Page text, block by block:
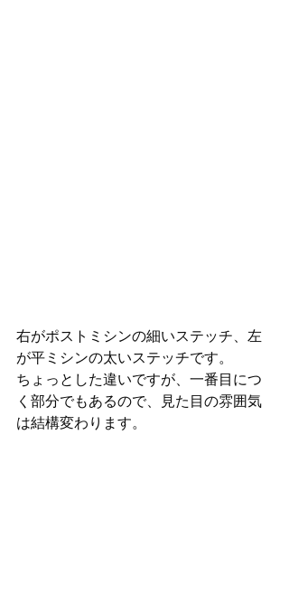
右がポストミシンの細いステッチ、左
が平ミシンの太いステッチです。
ちょっとした違いですが、一番目につ
く部分でもあるので、見た目の雰囲気
は結構変わります。